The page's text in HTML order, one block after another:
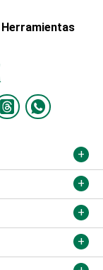
Herramientas